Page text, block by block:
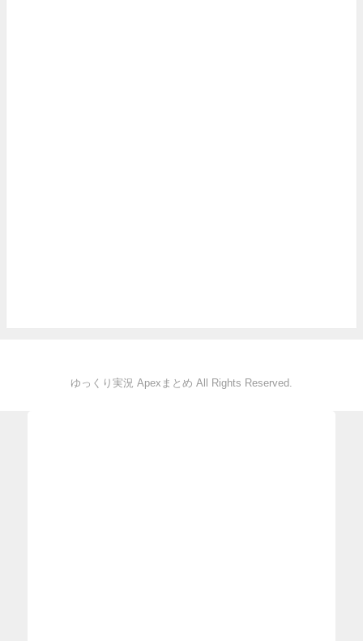
ゆっくり実況 Apexまとめ All Rights Reserved.